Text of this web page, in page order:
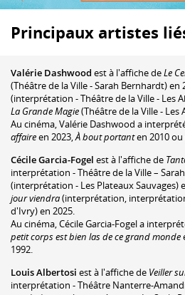
Principaux artistes
Valérie Dashwood est à l'affiche deLe
(Théâtre de la Ville - Sarah Bernhardt) en
(interprétation - Théâtre de la Ville - Les
La Grande Magie(Théâtre de la Ville - Les
Au cinéma, Valérie Dashwood a
affaireen 2023,À bout portanten 2010 ou
Cécile Garcia-Fogel est à l'affiche de
interprétation - Théâtre de la Ville –
(interprétation - Les Plateaux Sauvages)
jour viendra(interprétation,
d'Ivry) en 2025.
Au cinéma, Cécile Garcia-Fogel a
petit corps est bien las de ce grand monde
1992.
Louis Albertosi est à l'affiche de Veiller
interprétation - Théâtre Nanterre-